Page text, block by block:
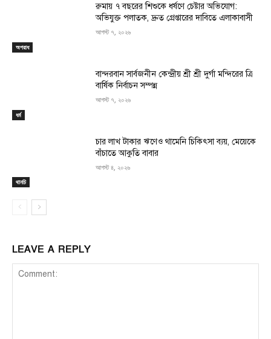
অপরাধ
রুমায় ৭ বছরের শিশুকে ধর্ষণে চেষ্টার অভিযোগ:
অভিযুক্ত পলাতক, দ্রুত গ্রেপ্তারের দাবিতে এলাকাবাসী
আগস্ট ৭, ২০২৬
ধর্ম
বান্দরবান সার্বজনীন কেন্দ্রীয় শ্রী শ্রী দুর্গা মন্দিরের ত্রি
বার্ষিক নির্বাচন সম্পন্ন
আগস্ট ৭, ২০২৬
থানচি
চার লাখ টাকার ঋণেও থামেনি চিকিৎসা ব্যয়, মেয়েকে
বাঁচাতে আকুতি বাবার
আগস্ট ৪, ২০২৬
LEAVE A REPLY